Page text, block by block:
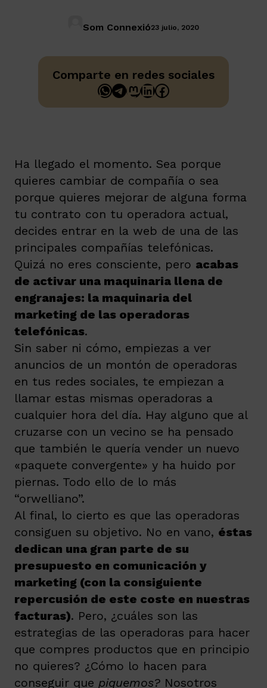
Som Connexió23 julio, 2020
Comparte en redes sociales
WhatsApp
Telegram
Mastodon
LinkedIn
Facebook
Ha llegado el momento. Sea porque
quieres cambiar de compañía o sea
porque quieres mejorar de alguna forma
tu contrato con tu operadora actual,
decides entrar en la web de una de las
principales compañías telefónicas.
Quizá no eres consciente, pero acabas
de activar una maquinaria llena de
engranajes: la maquinaria del
marketing de las operadoras
telefónicas.
Sin saber ni cómo, empiezas a ver
anuncios de un montón de operadoras
en tus redes sociales, te empiezan a
llamar estas mismas operadoras a
cualquier hora del día. Hay alguno que al
cruzarse con un vecino se ha pensado
que también le quería vender un nuevo
«paquete convergente» y ha huido por
piernas. Todo ello de lo más
“orwelliano”.
Al final, lo cierto es que las operadoras
consiguen su objetivo. No en vano, éstas
dedican una gran parte de su
presupuesto en comunicación y
marketing (con la consiguiente
repercusión de este coste en nuestras
facturas). Pero, ¿cuáles son las
estrategias de las operadoras para hacer
que compres productos que en principio
no quieres? ¿Cómo lo hacen para
conseguir que piquemos? Nosotros